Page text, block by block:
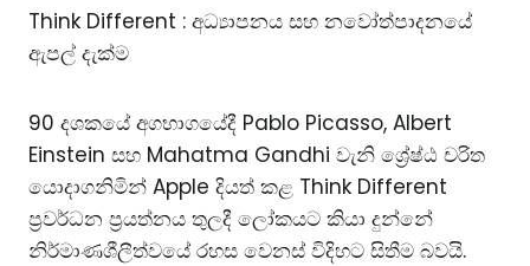
Think Different : අධ්‍යාපනය සහ නවෝත්පාදනයේ
ඇපල් දැක්ම
90 දශකයේ අගභාගයේදී Pablo Picasso, Albert
Einstein සහ Mahatma Gandhi වැනි ශ්‍රේෂ්ඨ චරිත
යොදාගනිමින් Apple දියත් කළ Think Different
ප්‍රවර්ධන ප්‍රයත්නය තුලදී ලෝකයට කියා දුන්නේ
නිර්මාණශීලීත්වයේ රහස වෙනස් විදිහට සිතීම බවයි.